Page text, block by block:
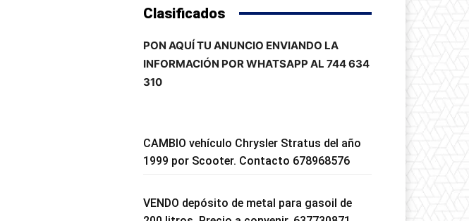
Clasificados
PON AQUÍ TU ANUNCIO ENVIANDO LA
INFORMACIÓN POR WHATSAPP AL 744 634
310
CAMBIO vehículo Chrysler Stratus del año
1999 por Scooter. Contacto 678968576
VENDO depósito de metal para gasoil de